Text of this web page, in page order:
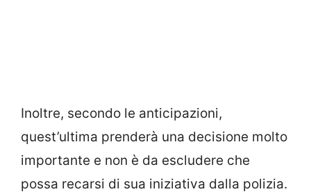
Inoltre, secondo le anticipazioni,
quest’ultima prenderà una decisione molto
importante e non è da escludere che
possa recarsi di sua iniziativa dalla polizia.